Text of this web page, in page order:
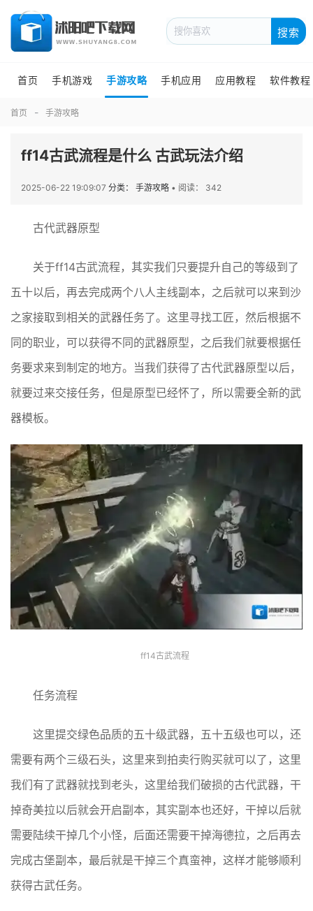
搜索
首页 手机游戏 手游攻略 手机应用 应用教程 软件教程
首页 手游攻略
ff14古武流程是什么 古武玩法介绍
2025-06-22 19:09:07 分类： 手游攻略 • 阅读： 342
古代武器原型
关于ff14古武流程，其实我们只要提升自己的等级到了
五十以后，再去完成两个八人主线副本，之后就可以来到沙
之家接取到相关的武器任务了。这里寻找工匠，然后根据不
同的职业，可以获得不同的武器原型，之后我们就要根据任
务要求来到制定的地方。当我们获得了古代武器原型以后，
就要过来交接任务，但是原型已经怀了，所以需要全新的武
器模板。
ff14古武流程
任务流程
这里提交绿色品质的五十级武器，五十五级也可以，还
需要有两个三级石头，这里来到拍卖行购买就可以了，这里
我们有了武器就找到老头，这里给我们破损的古代武器，干
掉奇美拉以后就会开启副本，其实副本也还好，干掉以后就
需要陆续干掉几个小怪，后面还需要干掉海德拉，之后再去
完成古堡副本，最后就是干掉三个真蛮神，这样才能够顺利
获得古武任务。